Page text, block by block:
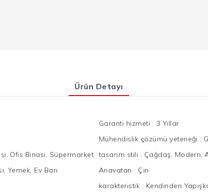
Ürün Detayı
Garanti hizmeti : 3 Yıllar
Mühendislik çözümü yeteneği :
Ofis Binası, Süpermarket,
Yemek, Ev Barı
tasarım stili : Çağdaş, Modern,
Anavatan : Çin
karakteristik : Kendinden